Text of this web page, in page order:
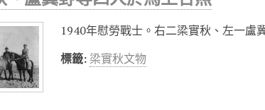
1940年慰勞戰士。右二梁實秋、左一盧
標籤: 梁實秋文物